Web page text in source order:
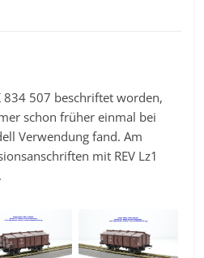
834 507 beschriftet worden,
schon früher einmal bei
Verwendung fand. Am
mit REV Lz1